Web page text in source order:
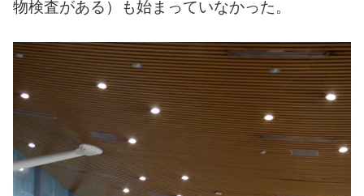
物検査がある）も始まっていなかった。